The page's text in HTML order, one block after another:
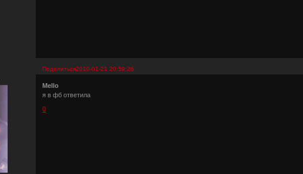
Поделиться2010-01-21 20:59:26
Mello
я в фб ответила
0